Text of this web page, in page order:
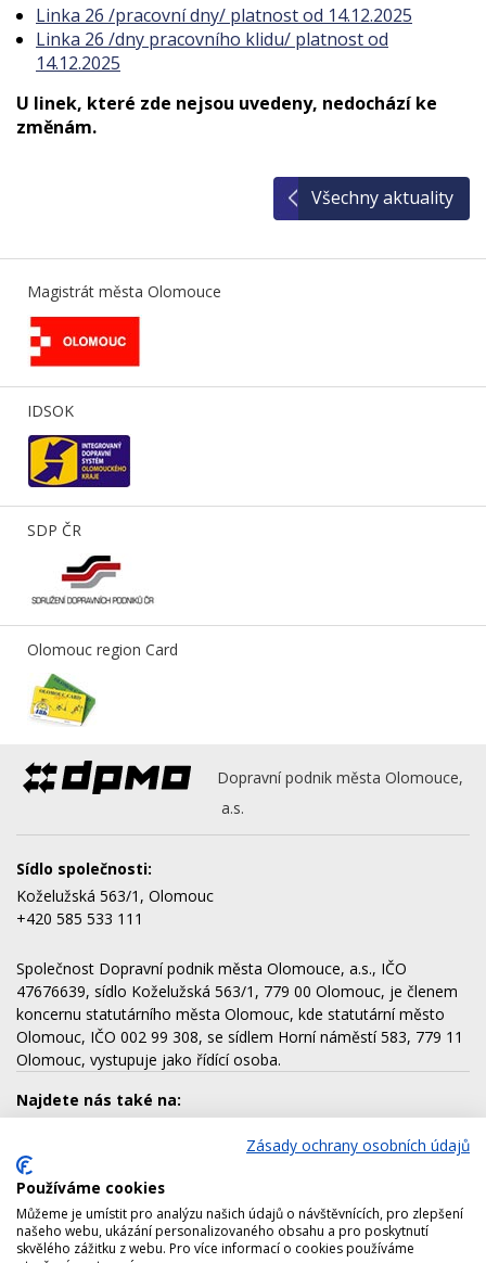
Linka 26 /pracovní dny/ platnost od 14.12.2025
Linka 26 /dny pracovního klidu/ platnost od
14.12.2025
U linek, které zde nejsou uvedeny, nedochází ke
změnám.
Všechny aktuality
Magistrát města Olomouce
IDSOK
SDP ČR
Olomouc region Card
Dopravní podnik města Olomouce,
a.s.
Sídlo společnosti:
Koželužská 563/1, Olomouc
+420 585 533 111
Společnost Dopravní podnik města Olomouce, a.s., IČO
47676639, sídlo Koželužská 563/1, 779 00 Olomouc, je členem
koncernu statutárního města Olomouc, kde statutární město
Olomouc, IČO 002 99 308, se sídlem Horní náměstí 583, 779 11
Olomouc, vystupuje jako řídící osoba.
Najdete nás také na:
Dalšími členy koncernu jsou:
AQUAPARK OLOMOUC, a.s.
Lesy města Olomouce, a.s.
Zásady ochrany osobních údajů
Používáme cookies
Můžeme je umístit pro analýzu našich údajů o návštěvnících, pro zlepšení
našeho webu, ukázání personalizovaného obsahu a pro poskytnutí
skvělého zážitku z webu. Pro více informací o cookies používáme